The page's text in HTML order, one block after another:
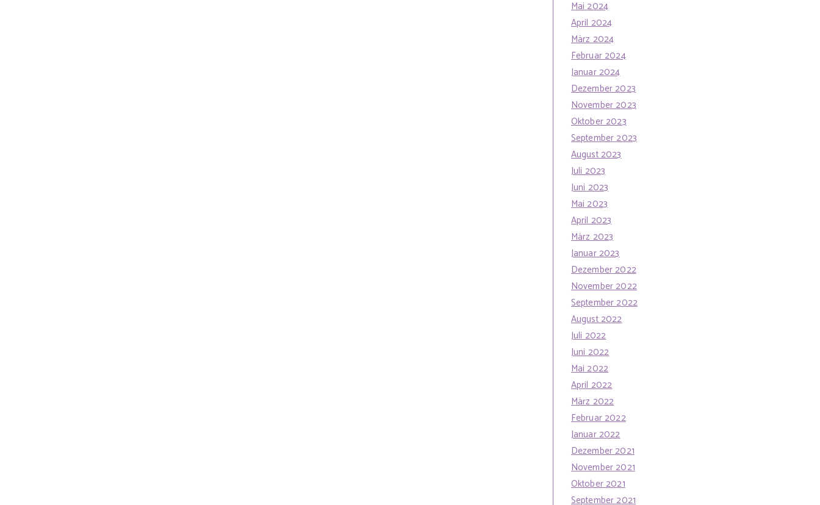
Mai 2024
April 2024
März 2024
Februar 2024
Januar 2024
Dezember 2023
November 2023
Oktober 2023
September 2023
August 2023
Juli 2023
Juni 2023
Mai 2023
April 2023
März 2023
Januar 2023
Dezember 2022
November 2022
September 2022
August 2022
Juli 2022
Juni 2022
Mai 2022
April 2022
März 2022
Februar 2022
Januar 2022
Dezember 2021
November 2021
Oktober 2021
September 2021